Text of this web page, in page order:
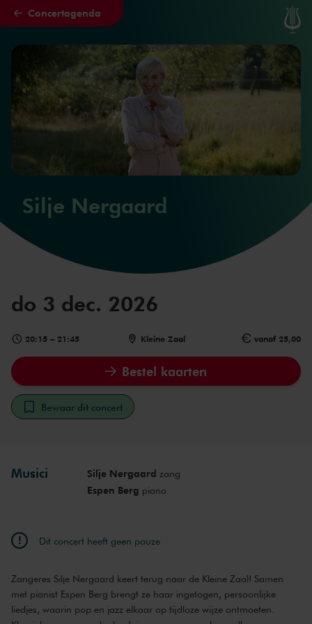
Naar hoofdcontent
Concertagenda
Silje Nergaard
do 3 dec. 2026
20:15 – 21:45 Kleine Zaal vanaf 25,00
Bestel kaarten
Bewaar dit concert
Musici Silje Nergaard zang
Espen Berg piano
Dit concert heeft geen pauze
Zangeres Silje Nergaard keert terug naar de Kleine Zaal! Samen
met pianist Espen Berg brengt ze haar ingetogen, persoonlijke
liedjes, waarin pop en jazz elkaar op tijdloze wijze ontmoeten.